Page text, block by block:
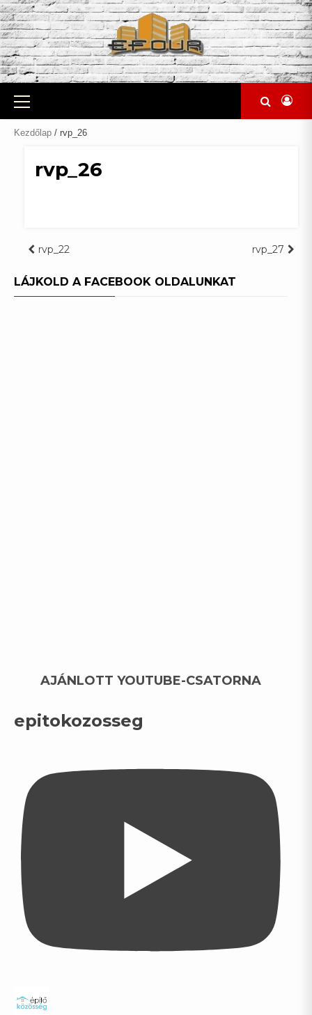
Skip
to
content
Primary
Menu
Kezdőlap / rvp_26
rvp_26
Bejegyzés
navigáció
rvp_22 rvp_27
LÁJKOLD A FACEBOOK OLDALUNKAT
AJÁNLOTT YOUTUBE-CSATORNA
epitokozosseg